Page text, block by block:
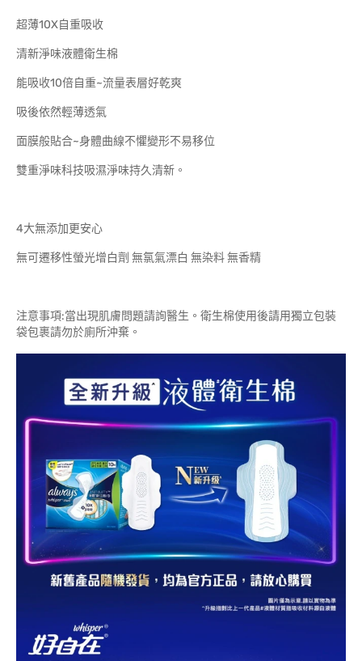
超薄10X自重吸收
清新淨味液體衛生棉
能吸收10倍自重~流量表層好乾爽
吸後依然輕薄透氣
面膜般貼合~身體曲線不懼變形不易移位
雙重淨味科技吸濕淨味持久清新。
4大無添加更安心
無可遷移性螢光增白劑 無氯氣漂白 無染料 無香精
注意事項:當出現肌膚問題請詢醫生。衛生棉使用後請用獨立包裝
袋包裹請勿於廁所沖棄。